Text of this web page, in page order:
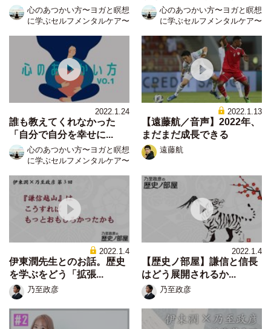
心のあつかい方〜ヨガと瞑想
に学ぶセルフメンタルケア〜
心のあつかい方〜ヨガと瞑想
に学ぶセルフメンタルケア〜
2022.1.24
誰も教えてくれなかった
「自分で自分を幸せに...
心のあつかい方〜ヨガと瞑想
に学ぶセルフメンタルケア〜
2022.1.13
【遠藤航／音声】2022年、
まだまだ成長できる
遠藤航
2022.1.4
伊東潤先生とのお話。歴史
を学ぶをどう「拡張...
乃至政彦
2022.1.4
【歴史ノ部屋】謙信と信長
はどう展開されるか...
乃至政彦